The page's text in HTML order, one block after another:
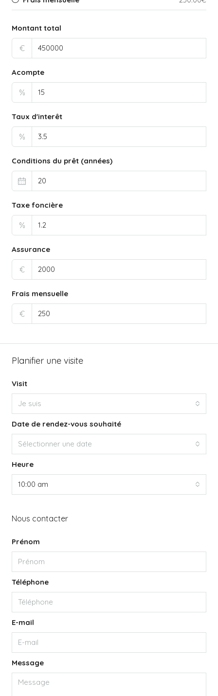
Montant total
€
Acompte
%
Taux d'interêt
%
Conditions du prêt (années)
Taxe foncière
%
Assurance
€
Frais mensuelle
€
Planifier une visite
Visit
Je suis
Date de rendez-vous souhaité
Sélectionner une date
Heure
10:00 am
Nous contacter
Prénom
Téléphone
E-mail
Message